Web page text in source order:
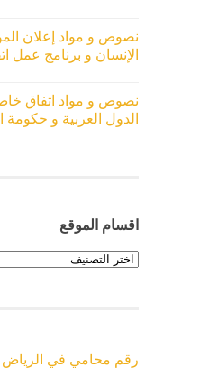
نصوص و مواد إعلان
الإنسان و برنامج عمل
نصوص و مواد اتفاق
الدول العربية و حكومة
اقسام الموقع
اقسام
الموقع
رقم محامي في الرياض